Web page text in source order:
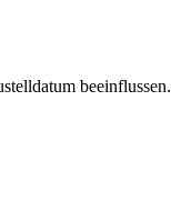
beeinflussen.